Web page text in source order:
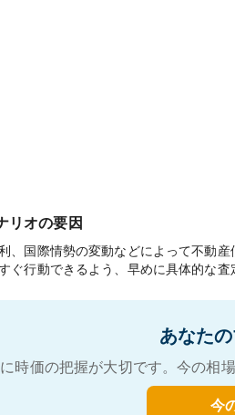
リオの要因
、国際情勢の変動などによって不動
ぐ行動できるよう、早めに具体的な査
あなた
時価の把握が大切です。今の相
今